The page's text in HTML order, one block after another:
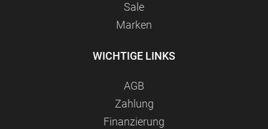
Sale
Marken
WICHTIGE LINKS
AGB
Zahlung
Finanzierung